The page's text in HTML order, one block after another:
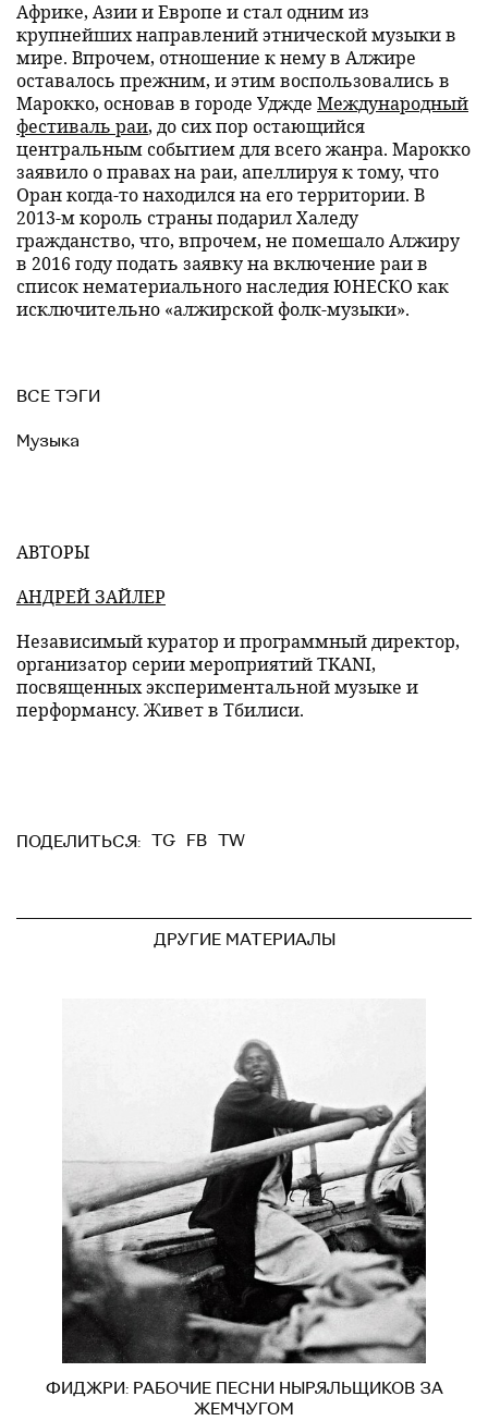
Африке, Азии и Европе и стал одним из
крупнейших направлений этнической музыки в
мире. Впрочем, отношение к нему в Алжире
оставалось прежним, и этим воспользовались в
Марокко, основав в городе Уджде Международный
фестиваль раи, до сих пор остающийся
центральным событием для всего жанра. Марокко
заявило о правах на раи, апеллируя к тому, что
Оран когда-то находился на его территории. В
2013-м король страны подарил Халеду
гражданство, что, впрочем, не помешало Алжиру
в 2016 году подать заявку на включение раи в
список нематериального наследия ЮНЕСКО как
исключительно «алжирской фолк-музыки».
ВСЕ ТЭГИ
Музыка
АВТОРЫ
АНДРЕЙ ЗАЙЛЕР
Независимый куратор и программный директор,
организатор серии мероприятий TKANI,
посвященных экспериментальной музыке и
перформансу. Живет в Тбилиси.
ПОДЕЛИТЬСЯ: TG FB TW
ДРУГИЕ МАТЕРИАЛЫ
ФИДЖРИ: РАБОЧИЕ ПЕСНИ НЫРЯЛЬЩИКОВ ЗА
ЖЕМЧУГОМ